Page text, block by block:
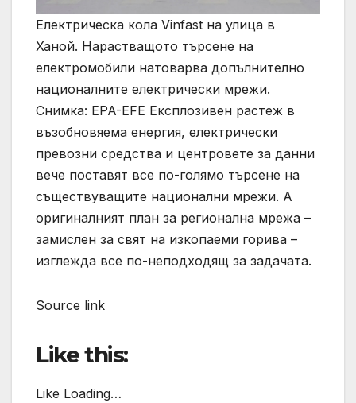
Електрическа кола Vinfast на улица в
Ханой. Нарастващото търсене на
електромобили натоварва допълнително
националните електрически мрежи.
Снимка: EPA-EFE Експлозивен растеж в
възобновяема енергия, електрически
превозни средства и центровете за данни
вече поставят все по-голямо търсене на
съществуващите национални мрежи. А
оригиналният план за регионална мрежа –
замислен за свят на изкопаеми горива –
изглежда все по-неподходящ за задачата.
Source link
Like this:
Like Loading…